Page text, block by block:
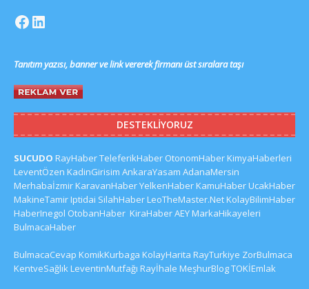
Tanıtım yazısı, banner ve link vererek firmanı üst sıralara taşı
DESTEKLIYORUZ
SUCUDO RayHaberTeleferikHaber OtonomHaberKimyaHaberleri
LeventÖzen KadinGirisim AnkaraYasam AdanaMersin
MerhabaİzmirKaravanHaberYelkenHaberKamuHaberUcakHaber
MakineTamirIptidai SilahHaberLeoTheMaster.NetKolayBilimHaber
HaberInegol OtobanHaber KiraHaberAEYMarkaHikayeleri
BulmacaHaber
BulmacaCevap KomikKurbaga KolayHarita RayTurkiye ZorBulmaca
KentveSağlıkLeventinMutfağı Rayİhale MeşhurBlogTOKİEmlak